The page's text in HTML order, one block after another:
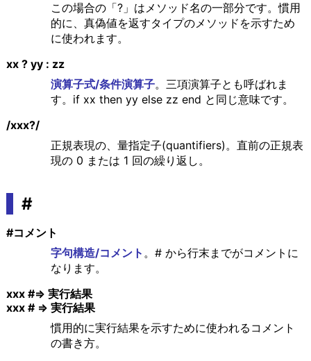
この場合の「?」はメソッド名の一部分です。慣用
的に、真偽値を返すタイプのメソッドを示すため
に使われます。
xx ? yy : zz
演算子式/条件演算子。三項演算子とも呼ばれま
す。if xx then yy else zz end と同じ意味です。
/xxx?/
正規表現の、量指定子(quantifiers)。直前の正規表
現の 0 または 1 回の繰り返し。
#
#コメント
字句構造/コメント 。# から行末までがコメントに
なります。
xxx #=> 実行結果
xxx # => 実行結果
慣用的に実行結果を示すために使われるコメント
の書き方。